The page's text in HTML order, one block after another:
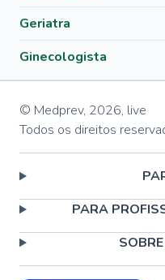
Geriatra
Ginecologista
© Medprev, 2026, live
Todos os direitos
PARA